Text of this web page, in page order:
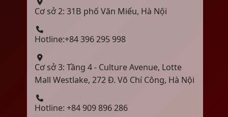
Cơ sở 2: 31B phố Văn Miếu, Hà Nội
Hotline:+84 396 295 998
Cơ sở 3: Tầng 4 - Culture Avenue, Lotte
Mall Westlake, 272 Đ. Võ Chí Công, Hà Nội
Hotline: +84 909 896 286